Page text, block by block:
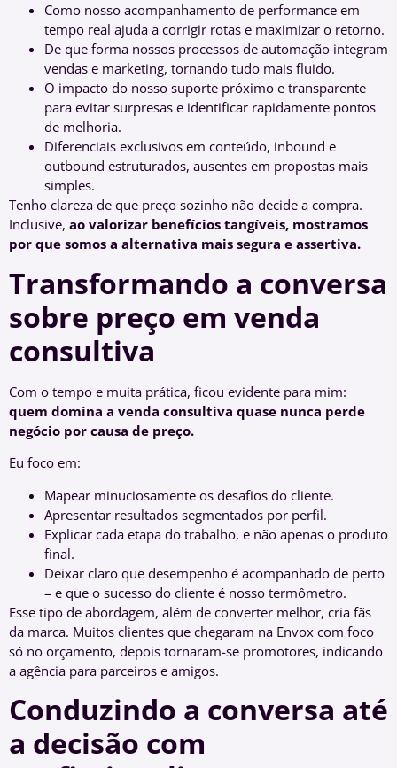
Como nosso acompanhamento de performance em
tempo real ajuda a corrigir rotas e maximizar o retorno.
De que forma nossos processos de automação integram
vendas e marketing, tornando tudo mais fluido.
O impacto do nosso suporte próximo e transparente
para evitar surpresas e identificar rapidamente pontos
de melhoria.
Diferenciais exclusivos em conteúdo, inbound e
outbound estruturados, ausentes em propostas mais
simples.
Tenho clareza de que preço sozinho não decide a compra.
Inclusive, ao valorizar benefícios tangíveis, mostramos
por que somos a alternativa mais segura e assertiva.
Transformando a conversa
sobre preço em venda
consultiva
Com o tempo e muita prática, ficou evidente para mim:
quem domina a venda consultiva quase nunca perde
negócio por causa de preço.
Eu foco em:
Mapear minuciosamente os desafios do cliente.
Apresentar resultados segmentados por perfil.
Explicar cada etapa do trabalho, e não apenas o produto
final.
Deixar claro que desempenho é acompanhado de perto
– e que o sucesso do cliente é nosso termômetro.
Esse tipo de abordagem, além de converter melhor, cria fãs
da marca. Muitos clientes que chegaram na Envox com foco
só no orçamento, depois tornaram-se promotores, indicando
a agência para parceiros e amigos.
Conduzindo a conversa até
a decisão com